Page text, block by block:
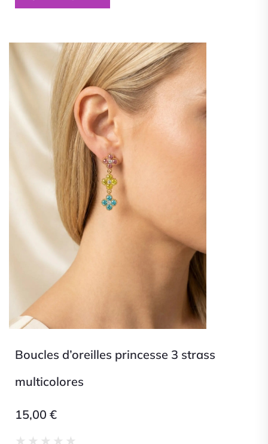
Boucles d’oreilles princesse 3 strass
multicolores
15,00 €
★ ★ ★ ★ ★